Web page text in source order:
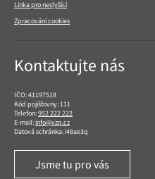
Linka pro neslyšící
Zpracování cookies
Kontaktujte nás
IČO: 41197518
Kód pojišťovny: 111
Telefon:952 222 222
E-mail:info@vzp.cz
Datová schránka: i48ae3q
Jsme tu pro vás